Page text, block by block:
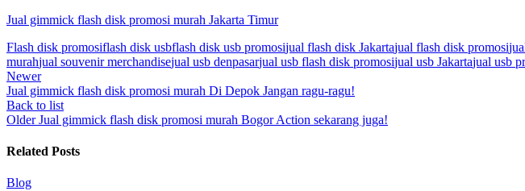
Jual gimmick flash disk promosi murah Jakarta Timur
Flash disk promosiflash disk usbflash disk usb promosijual flash disk Jakartajual flash disk promosi
murahjual souvenir merchandisejual usb denpasarjual usb flash disk promosijual usb Jakartajual usb
Newer
Jual gimmick flash disk promosi murah Di Depok Jangan ragu-ragu!
Back to list
Older Jual gimmick flash disk promosi murah Bogor Action sekarang juga!
Related Posts
Blog